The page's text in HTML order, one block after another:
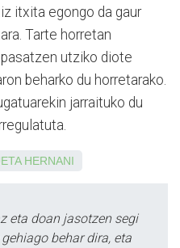
itxita egongo da gaur
Tarte horretan
utziko diote
beharko du horretarako.
jarraituko du
HERNANI
eta doan jasotzen segi
behar dira, eta